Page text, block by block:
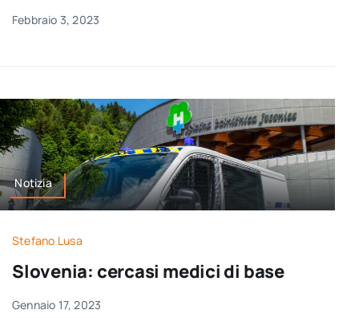
Febbraio 3, 2023
Notizia
Stefano Lusa
Slovenia: cercasi medici di base
Gennaio 17, 2023